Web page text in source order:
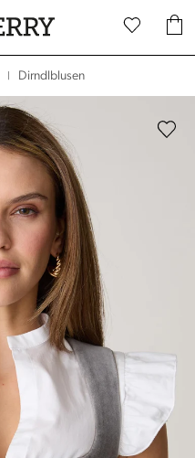
Dirndlblusen